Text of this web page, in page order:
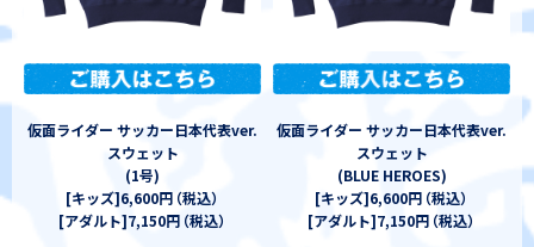
仮面ライダー サッカー日本代表ver.
スウェット
(1号)
[キッズ]6,600円（税込）
[アダルト]7,150円（税込）
仮面ライダー サッカー日本代表ver.
スウェット
(BLUE HEROES)
[キッズ]6,600円（税込）
[アダルト]7,150円（税込）